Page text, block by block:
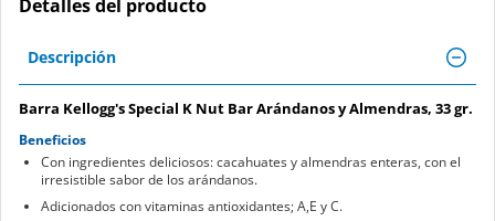
Detalles del producto
Descripción
Barra Kellogg's Special K Nut Bar Arándanos y Almendras, 33 gr.
Beneficios
Con ingredientes deliciosos: cacahuates y almendras enteras, con el
irresistible sabor de los arándanos.
Adicionados con vitaminas antioxidantes; A,E y C.